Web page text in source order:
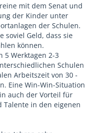
mit dem Senat und
der Kinder unter
der Schulen.
soviel Geld, dass sie
können.
5 Werktagen 2-3
Schulen
Arbeitszeit von 30 -
Eine Win-Win-Situation
auch der Vorteil für
Talente in den eigenen